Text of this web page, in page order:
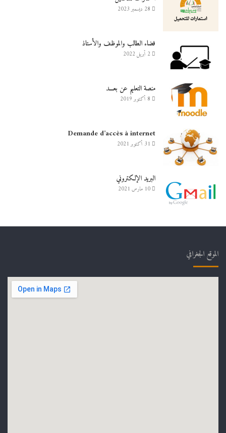
28 ديسمبر 2023
فضاء الطالب والموظف والأستاذ
2 أبريل 2022
منصة التعليم عن بعـــد
8 أكتوبر 2019
Demande d’accès à internet
31 أكتوبر 2021
البريد الإلكتروني
10 مارس 2021
الموقع الجغرافي